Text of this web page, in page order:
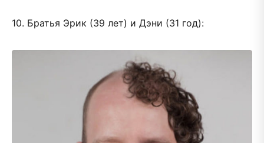
10. Братья Эрик (39 лет) и Дэни (31 год):